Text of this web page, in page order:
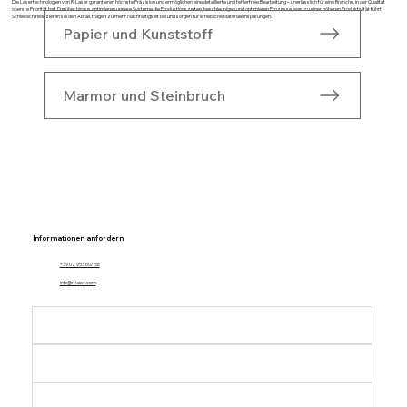
Die Lasertechnologien von R-Laser garantieren höchste Präzision und ermöglichen eine detaillierte und fehlerfreie Bearbeitung – unerlässlich für eine Branche, in der Qualität
oberste Priorität hat. Darüber hinaus optimieren unsere Systeme die Produktionszeiten, beschleunigen und optimieren Prozesse, was zu einer höheren Produktivität führt.
Schließlich reduzieren sie den Abfall, tragen zu mehr Nachhaltigkeit bei und sorgen für erhebliche Materialeinsparungen.
Papier und Kunststoff
Marmor und Steinbruch
Informationen anfordern
+39 02 953 607 56
info@r-laser.com